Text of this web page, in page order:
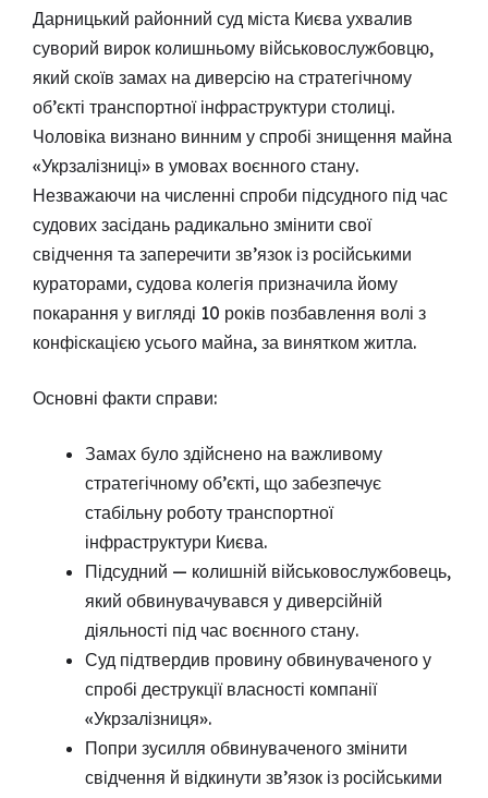
Дарницький районний суд міста Києва ухвалив
суворий вирок колишньому військовослужбовцю,
який скоїв замах на диверсію на стратегічному
об’єкті транспортної інфраструктури столиці.
Чоловіка визнано винним у спробі знищення майна
«Укрзалізниці» в умовах воєнного стану.
Незважаючи на численні спроби підсудного під час
судових засідань радикально змінити свої
свідчення та заперечити зв’язок із російськими
кураторами, судова колегія призначила йому
покарання у вигляді 10 років позбавлення волі з
конфіскацією усього майна, за винятком житла.
Основні факти справи:
Замах було здійснено на важливому
стратегічному об’єкті, що забезпечує
стабільну роботу транспортної
інфраструктури Києва.
Підсудний — колишній військовослужбовець,
який обвинувачувався у диверсійній
діяльності під час воєнного стану.
Суд підтвердив провину обвинуваченого у
спробі деструкції власності компанії
«Укрзалізниця».
Попри зусилля обвинуваченого змінити
свідчення й відкинути зв’язок із російськими